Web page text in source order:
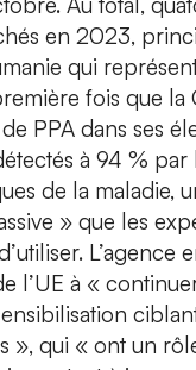
en 2023,
qui
fois que la
PPA dans ses
à 94 % par
de la maladie,
» que les
L’agence
l’UE à «
», qui « ont un